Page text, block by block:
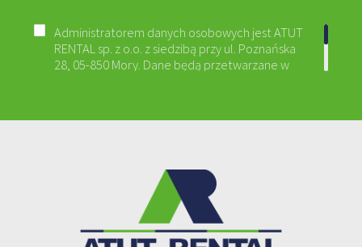
Administratorem danych osobowych jest ATUT
RENTAL sp. z o.o. z siedzibą przy ul. Poznańska
28, 05-850 Mory. Dane będą przetwarzane w
do Prezesa UODO. Szczegóły znajdziesz w
Polityce Prywatności